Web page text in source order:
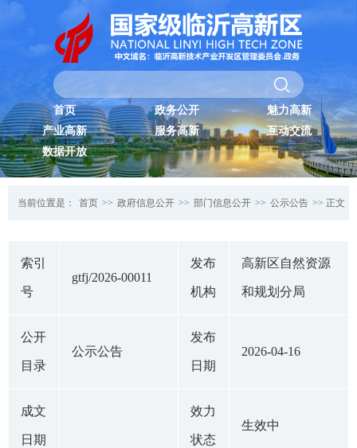
首页 政务公开
魅力高新
产业高新
服务高新
互动交流
数据开放
当前位置是： 首页 >> 政府信息公开 >> 部门信息公开 >> 公示公告 >> 正文
索引
号
gtfj/2026-00011
发布
机构
高新区自然资源
和规划分局
公开
目录
公示公告
发布
日期
2026-04-16
成文
日期
效力
状态
生效中